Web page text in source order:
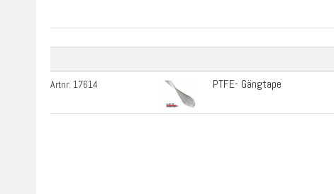
Artnr:17614 PTFE- Gängtape